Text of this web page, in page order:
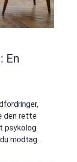
En
den rette
psykolog
modtager